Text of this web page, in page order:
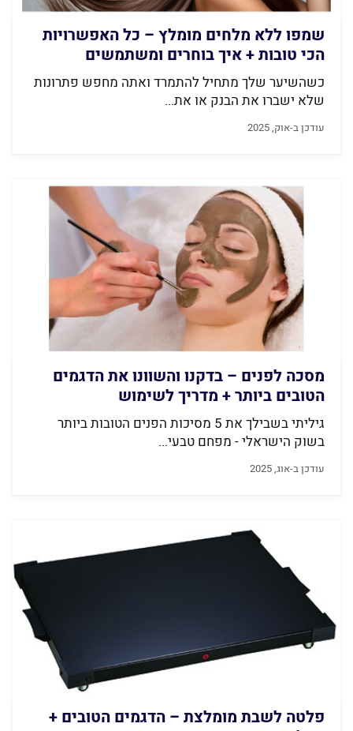
שמפו ללא מלחים מומלץ – כל האפשרויות
הכי טובות + איך בוחרים ומשתמשים
כשהשיער שלך מתחיל להתמרד ואתה מחפש פתרונות
שלא ישברו את הבנק או את...
עודכן ב-אוק, 2025
מסכה לפנים – בדקנו והשוונו את הדגמים
הטובים ביותר + מדריך לשימוש
גיליתי בשבילך את 5 מסיכות הפנים הטובות ביותר
בשוק הישראלי - מפחם טבעי...
עודכן ב-אוג, 2025
פלטה לשבת מומלצת – הדגמים הטובים +